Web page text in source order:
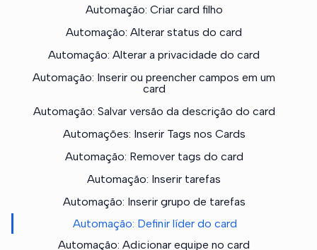
Automação: Criar card filho
Automação: Alterar status do card
Automação: Alterar a privacidade do card
Automação: Inserir ou preencher campos em um
card
Automação: Salvar versão da descrição do card
Automações: Inserir Tags nos Cards
Automação: Remover tags do card
Automação: Inserir tarefas
Automação: Inserir grupo de tarefas
Automação: Definir líder do card
Automação: Adicionar equipe no card